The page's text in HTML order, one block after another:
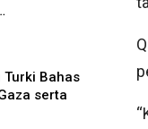
Turki Bahas
serta